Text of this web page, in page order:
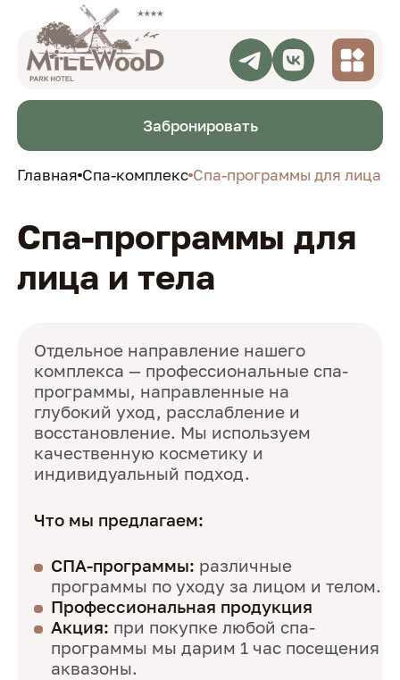
Мероприятия
Активный отдых
Блог
О нас
Забронировать
Главная Спа-комплекс Спа-программы для лица и
Спа-программы для
лица и тела
Отдельное направление нашего
комплекса — профессиональные спа-
программы, направленные на
глубокий уход, расслабление и
восстановление. Мы используем
качественную косметику и
индивидуальный подход.
Что мы предлагаем:
СПА-программы: различные
программы по уходу за лицом и телом.
Профессиональная продукция
Акция: при покупке любой спа-
программы мы дарим 1 час посещения
аквазоны.